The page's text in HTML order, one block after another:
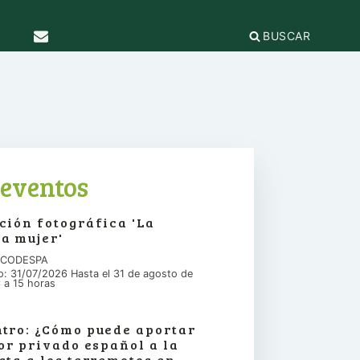
BUSCAR
LA COORDINADORA
por la solidaridad
la ciudadanía global
DE LA
EL
Feminista
Antiacoso
de
y
de Compras
igualdad
fotográfica 'La
mujer'
31/07/2026 Hasta el 31 de agosto de
15 horas
¿Cómo puede aportar
privado español a la